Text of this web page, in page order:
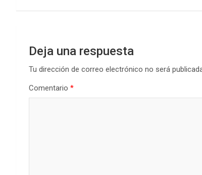
entradas
Deja una respuesta
Tu dirección de correo electrónico no será
Comentario *